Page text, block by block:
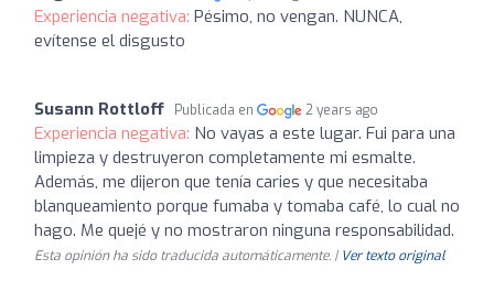
Experiencia negativa: Pésimo, no vengan. NUNCA,
evítense el disgusto
Susann Rottloff Publicada en 2 years ago
Experiencia negativa: No vayas a este lugar. Fui para una
limpieza y destruyeron completamente mi esmalte.
Además, me dijeron que tenía caries y que necesitaba
blanqueamiento porque fumaba y tomaba café, lo cual no
hago. Me quejé y no mostraron ninguna responsabilidad.
Esta opinión ha sido traducida automáticamente. | Ver texto original